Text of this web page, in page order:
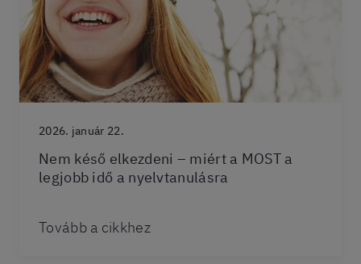
2026. január 22.
Nem késő elkezdeni – miért a MOST a
legjobb idő a nyelvtanulásra
Tovább a cikkhez